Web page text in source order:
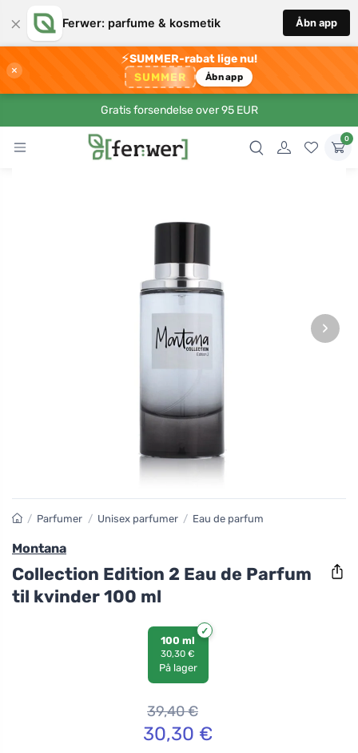
× Ferwer: parfume & kosmetik Åbn app
×
⚡SUMMER-rabat lige nu!
SUMMER Åbn app
Gratis forsendelse over 95 EUR
0
›
/ Parfumer / Unisex parfumer / Eau de parfum
Montana
Collection Edition 2 Eau de Parfum
til kvinder 100 ml
100 ml
30,30 €
På lager
39,40€
30,30 €